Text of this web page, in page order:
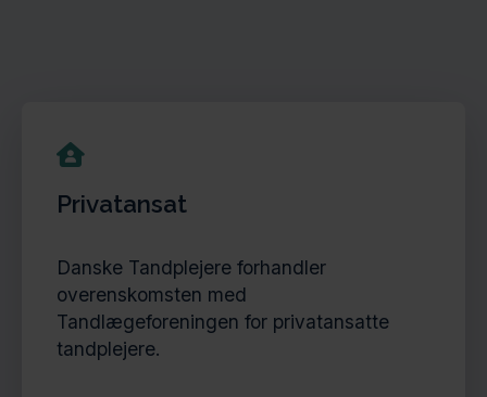
Privatansat
Danske Tandplejere forhandler
overenskomsten med
Tandlægeforeningen for privatansatte
tandplejere.